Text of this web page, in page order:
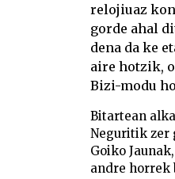
relojiuaz
gorde ahal
dena da ke
aire hotzik,
Bizi-modu
Bitartean
Neguritik zer
Goiko
andre horrek